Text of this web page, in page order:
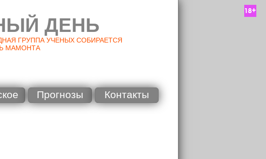
ДЕНЬ
ГРУППА УЧЕНЫХ СОБИРАЕТСЯ
МАМОНТА
Прогнозы Контакты